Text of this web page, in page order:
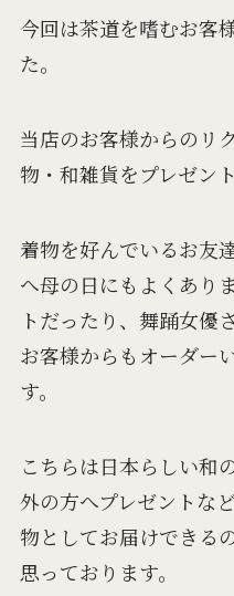
今回は茶道を嗜むお客
た。
当店のお客様からのリ
物・和雑貨をプレゼン
着物を好んでいるお友
へ母の日にもよくあり
トだったり、舞踊女優
お客様からもオーダー
す。
こちらは日本らしい和
外の方へプレゼントな
物としてお届けできる
思っております。